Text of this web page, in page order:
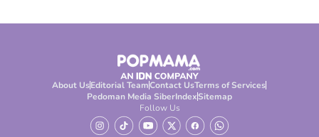
About UsEditorial TeamContact UsTerms of Services
Pedoman Media SiberIndexSitemap
Follow Us